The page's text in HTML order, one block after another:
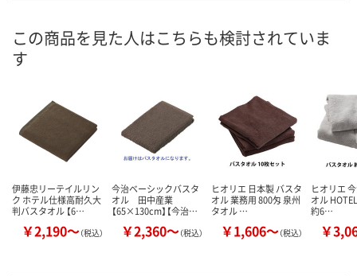
カ
この商品を見た人はこちらも検討されていま
す
伊藤忠リーテイルリン
ク ホテル仕様高耐久大
判バスタオル 【6…
￥2,190～（税込）
今治ベーシックバスタ
オル 田中産業
【65×130cm】【今治…
￥2,360～（税込）
ヒオリエ 日本製 バスタ
オル 業務用 800匁 泉州
タオル …
￥1,606～（税込）
ヒオリエ
オル
約6…
￥